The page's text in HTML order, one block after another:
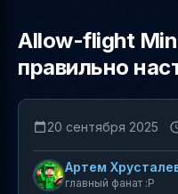
Allow-flight
правильно
20 сентября 2025
Артем
главный фанат :P